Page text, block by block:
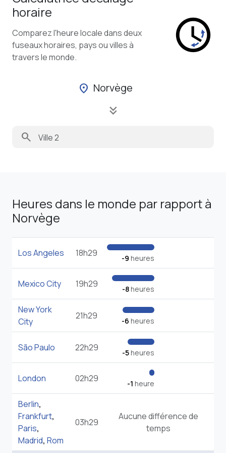
horaire
Comparez l'heure locale dans deux
fuseaux horaires, pays ou villes à
travers le monde.
location_on Norvège
keyboard_double_arrow_down
search
Heures dans le monde par rapport à
Norvège
Los Angeles 18h29 -9 heures
Mexico City 19h29 -8heures
New York
City
21h29 -6 heures
São Paulo 22h29 -5heures
London 02h29 -1 heure
Berlin,
Frankfurt,
Paris,
Madrid, Rom
03h29
Aucune différence de
temps